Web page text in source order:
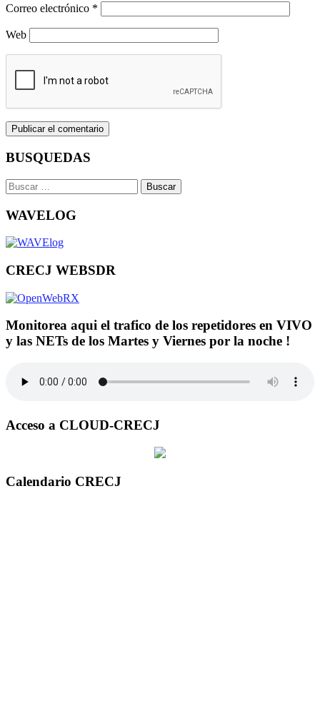
Correo electrónico *
Web
BUSQUEDAS
Buscar:
WAVELOG
CRECJ WEBSDR
Monitorea aqui el trafico de los repetidores en VIVO
y las NETs de los Martes y Viernes por la noche !
Acceso a CLOUD-CRECJ
Calendario CRECJ